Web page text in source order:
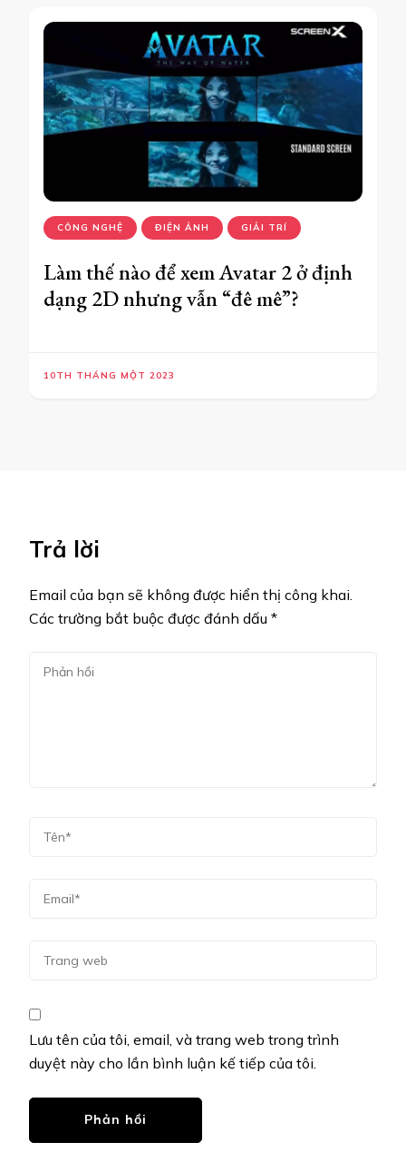
CÔNG NGHỆ ĐIỆN ẢNH GIẢI TRÍ
Làm thế nào để xem Avatar 2 ở định
dạng 2D nhưng vẫn “đê mê”?
10TH THÁNG MỘT 2023
Trả lời
Email của bạn sẽ không được hiển thị công khai.
Các trường bắt buộc được đánh dấu *
Lưu tên của tôi, email, và trang web trong trình
duyệt này cho lần bình luận kế tiếp của tôi.